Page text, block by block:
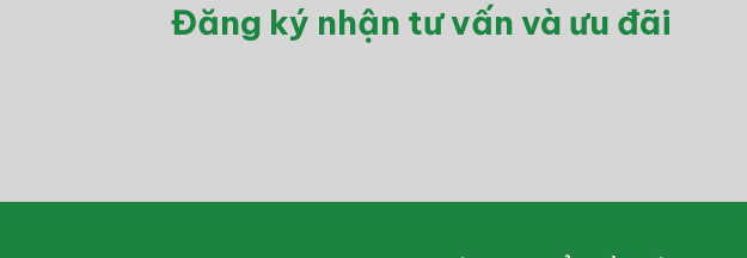
Đăng ký nhận tư vấn và ưu đãi